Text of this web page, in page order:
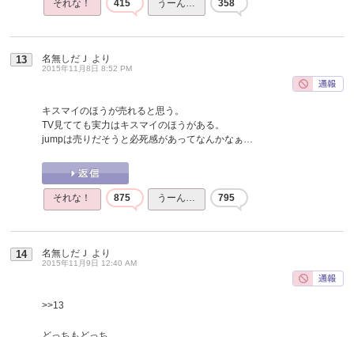
それな！ 415 うーん… 358
13 名無しだＪ より
2015年11月8日 8:52 PM
キスマイのほうが売れると思う。
TV見てても実力はキスマイのほうがある。
jumpは売りだそうと必死感があってなんかなぁ…
それな！ 875 うーん… 795
14 名無しだＪ より
2015年11月9日 12:40 AM
>>13